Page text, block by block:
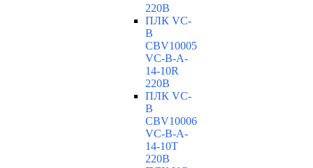
220В
ПЛК VC-
B
CBV10005
VC-В-A-
14-10R
220В
ПЛК VC-
B
CBV10006
VC-В-A-
14-10T
220В